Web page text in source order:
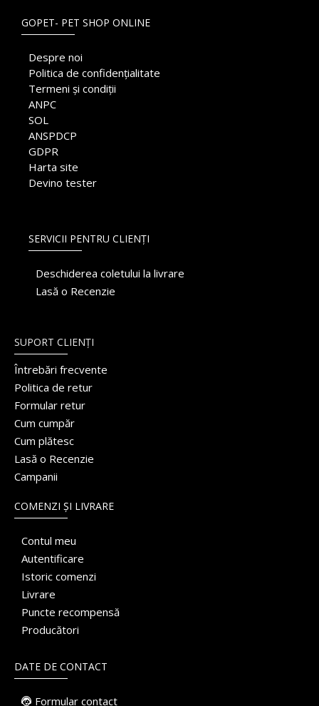
GOPET- PET SHOP ONLINE
Despre noi
Politica de confidențialitate
Termeni și condiții
ANPC
SOL
ANSPDCP
GDPR
Harta site
Devino tester
SERVICII PENTRU CLIENȚI
Deschiderea coletului la livrare
Lasă o Recenzie
SUPORT CLIENȚI
Întrebări frecvente
Politica de retur
Formular retur
Cum cumpăr
Cum plătesc
Lasă o Recenzie
Campanii
COMENZI ȘI LIVRARE
Contul meu
Autentificare
Istoric comenzi
Livrare
Puncte recompensă
Producători
DATE DE CONTACT
Formular contact